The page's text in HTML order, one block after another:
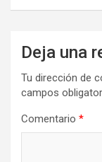
Deja una
Tu dirección de
campos
Comentario *